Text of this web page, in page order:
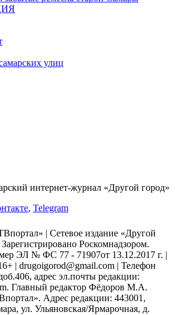
улиц
интернет-журнал «Другой город»
, Telegram
| Сетевое издание «Другой
Роскомнадзором.
ЭЛ № ФС 77 - 71907от 13.12.2017 г. |
| drugoigorod@gmail.com | Телефон
адрес эл.почты редакции:
Главный редактор Фёдоров М.А.
Адрес редакции: 443001,
ул. Ульяновская/Ярмарочная, д.